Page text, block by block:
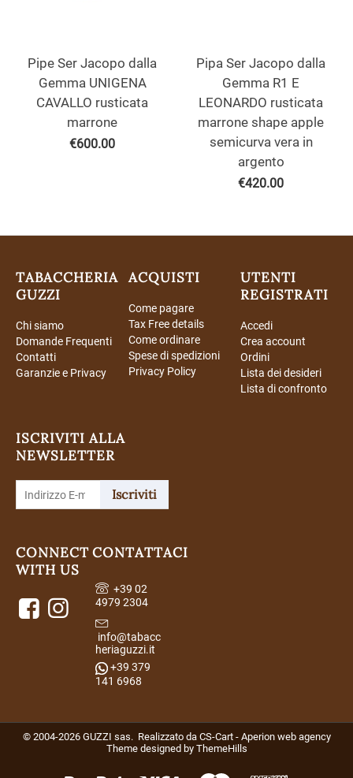
Pipe Ser Jacopo dalla
Gemma UNIGENA
CAVALLO rusticata
marrone
€600.00
Pipa Ser Jacopo dalla
Gemma R1 E
LEONARDO rusticata
marrone shape apple
semicurva vera in
argento
€420.00
TABACCHERIA
GUZZI
Chi siamo
Domande Frequenti
Contatti
Garanzie e Privacy
ACQUISTI
Come pagare
Tax Free details
Come ordinare
Spese di spedizioni
Privacy Policy
UTENTI
REGISTRATI
Accedi
Crea account
Ordini
Lista dei desideri
Lista di confronto
ISCRIVITI ALLA
NEWSLETTER
Iscriviti
CONNECT
WITH US
CONTATTACI
+39 02
4979 2304
info@tabacc
heriaguzzi.it
+39 379
141 6968
© 2004-2026 GUZZI sas. Realizzato da CS-Cart - Aperion web agency
Theme designed by ThemeHills